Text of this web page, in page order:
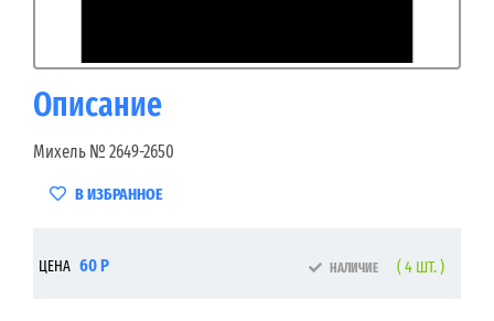
Описание
Михель № 2649-2650
В ИЗБРАННОЕ
ЦЕНА 60 Р НАЛИЧИЕ ( 4 ШТ. )